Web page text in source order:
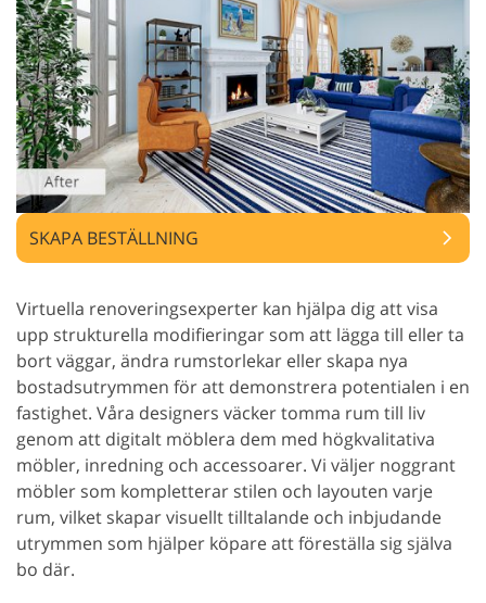
SKAPA BESTÄLLNING
Virtuella renoveringsexperter kan hjälpa dig att visa
upp strukturella modifieringar som att lägga till eller ta
bort väggar, ändra rumstorlekar eller skapa nya
bostadsutrymmen för att demonstrera potentialen i en
fastighet. Våra designers väcker tomma rum till liv
genom att digitalt möblera dem med högkvalitativa
möbler, inredning och accessoarer. Vi väljer noggrant
möbler som kompletterar stilen och layouten varje
rum, vilket skapar visuellt tilltalande och inbjudande
utrymmen som hjälper köpare att föreställa sig själva
bo där.